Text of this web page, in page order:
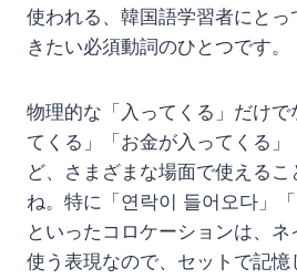
使われる、韓国語学習者にと
きたい必須動詞のひとつです。
物理的な「入ってくる」だけで
てくる」「お金が入ってくる
ど、さまざまな場面で使えるこ
ね。特に「연락이 들어오다」「
といったコロケーションは、
使う表現なので、セットで記